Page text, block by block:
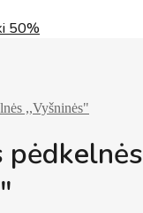
50%
,,Vyšninės"
pėdkelnės